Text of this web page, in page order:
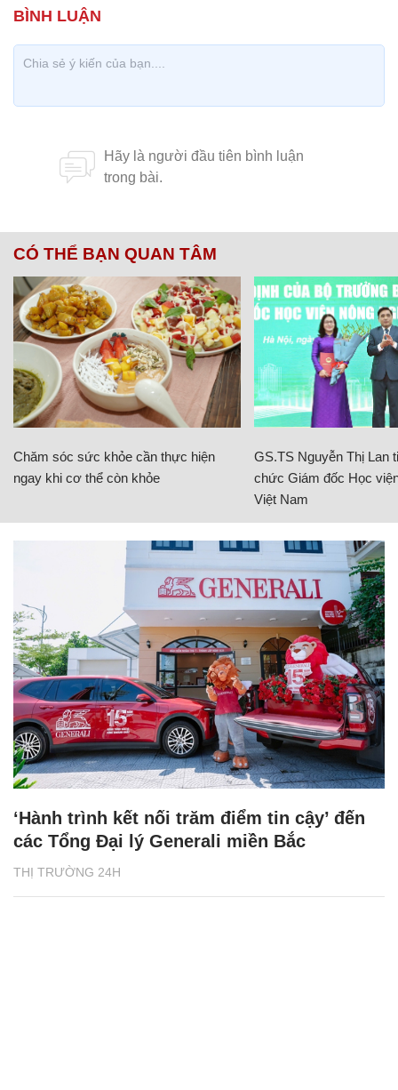
CÓ THỂ BẠN QUAN TÂM
Chăm sóc sức khỏe cần thực hiện
ngay khi cơ thể còn khỏe
GS.TS Nguyễn Thị Lan
chức Giám đốc Học
Việt Nam
THỊ TRƯỜNG 24H
‘Hành trình kết nối trăm điểm tin cậy’ đến
các Tổng Đại lý Generali miền Bắc